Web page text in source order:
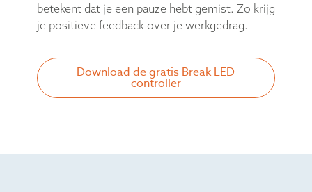
betekent dat je een pauze hebt gemist. Zo krijg
je positieve feedback over je werkgedrag.
Download de gratis Break LED
controller